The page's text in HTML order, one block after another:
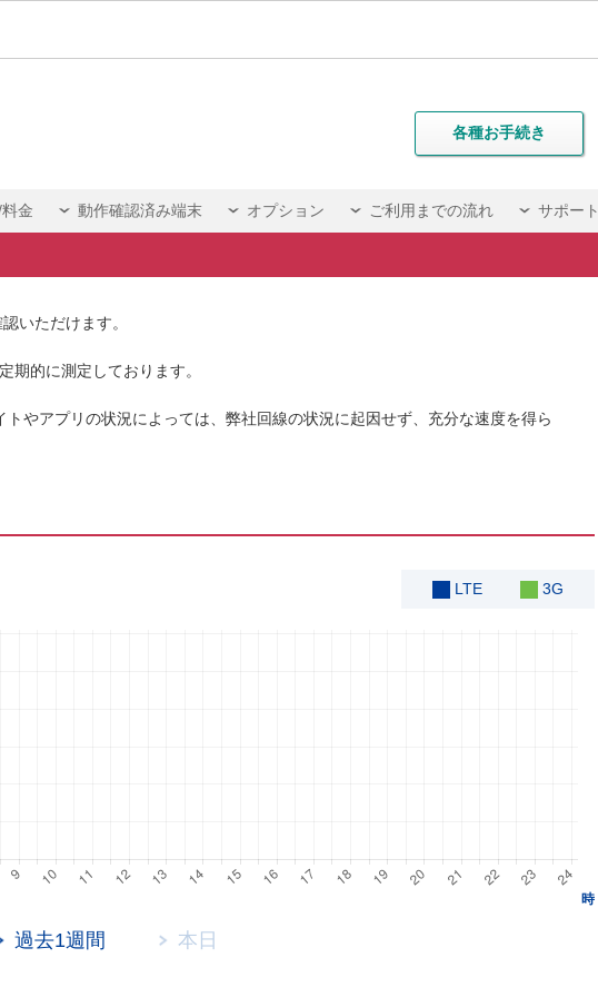
各種お手続き
金 動作確認済み端末 オプション ご利用までの流れ サポート
いただけます。
期的に測定しております。
やアプリの状況によっては、弊社回線の状況に起因せず、充分な速度を得ら
LTE 3G
過去1週間 本日